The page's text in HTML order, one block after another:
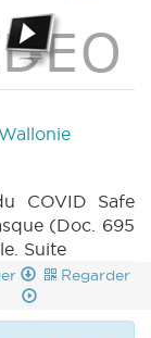
|
|
|DECRET
544 n3
2021) (PDF)
|CRAC 43
(2021-2022)
COVID Safe
(Doc. 695
Suite
Regarder